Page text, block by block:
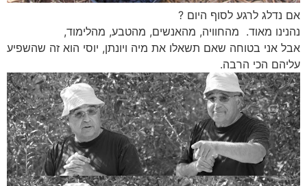
אם נדלג לרגע לסוף היום ?
נהנינו מאוד. מהחוויה, מהאנשים, מהטבע, מהלימוד,
אבל אני בטוחה שאם תשאלו את מיה ויונתן, יוסי הוא זה שהשפיע
עליהם הכי הרבה.